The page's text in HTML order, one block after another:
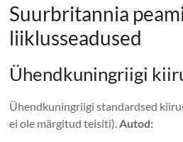
Suurbritannia
liiklusseadused
Ühendkuningriigi
Ühendkuningriigi standardsed
ei ole märgitud teisiti).Autod: